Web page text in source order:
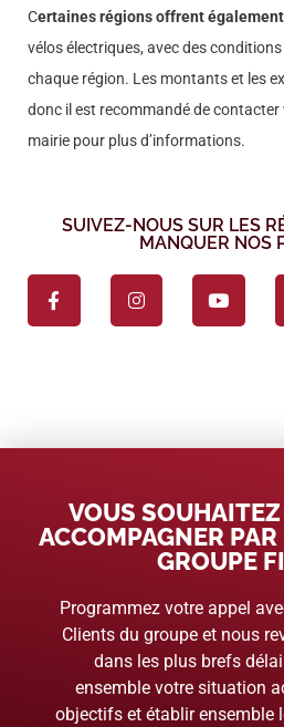
Certaines régions offrent
vélos électriques, avec des
chaque région. Les montants et les
donc il est recommandé de
mairie pour plus d’informations.
SUIVEZ-NOUS SUR LES
MANQUER NOS
VOUS
ACCOMPAGNER
GROUPE
Programmez votre appel
Clients du groupe et nous
dans les plus brefs
ensemble votre situation
objectifs et établir ensemble